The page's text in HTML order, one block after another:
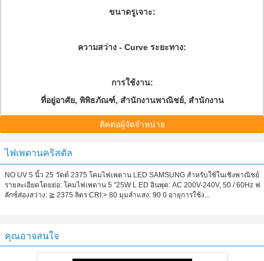
ขนาดรูเจาะ:
ความสว่าง - Curve ระยะทาง:
การใช้งาน:
ที่อยู่อาศัย, พิพิธภัณฑ์, สำนักงานพาณิชย์, สำนักงาน
ติดต่อผู้จัดจำหน่าย
ไฟเพดานคริสตัล
NO UV 5 นิ้ว 25 วัตต์ 2375 โคมไฟเพดาน LED SAMSUNG สำหรับใช้ในเชิงพาณิชย์
รายละเอียดโดยย่อ: โคมไฟเพดาน 5 "25W L ED อินพุต: AC 200V-240V, 50 / 60Hz ฟ
ลักซ์ส่องสว่าง: ≧ 2375 ลิตร CRI:> 80 มุมลำแสง: 90 0 อายุการใช้ง...
คุณอาจสนใจ